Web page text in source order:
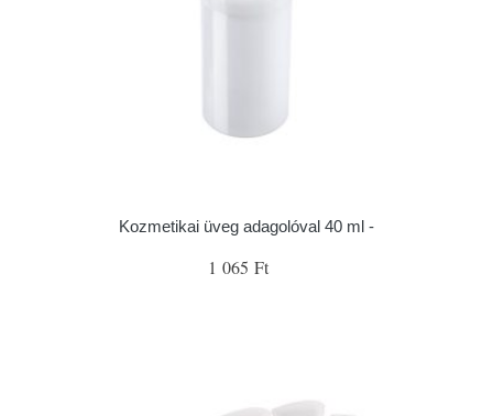
Kozmetikai üveg adagolóval 40 ml -
1 065 Ft